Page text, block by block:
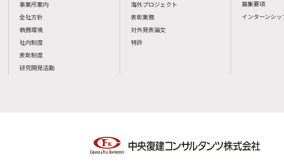
事業所案内
全社方針
執務環境
社内制度
表彰制度
研究開発活動
海外プロジェクト
表彰業務
対外発表論文
特許
募集要項
インターンシッ